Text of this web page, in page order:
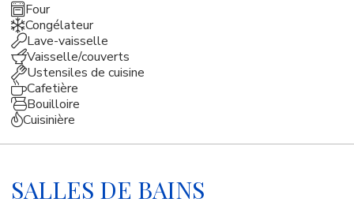
Four
Congélateur
Lave-vaisselle
Vaisselle/couverts
Ustensiles de cuisine
Cafetière
Bouilloire
Cuisinière
SALLES DE BAINS